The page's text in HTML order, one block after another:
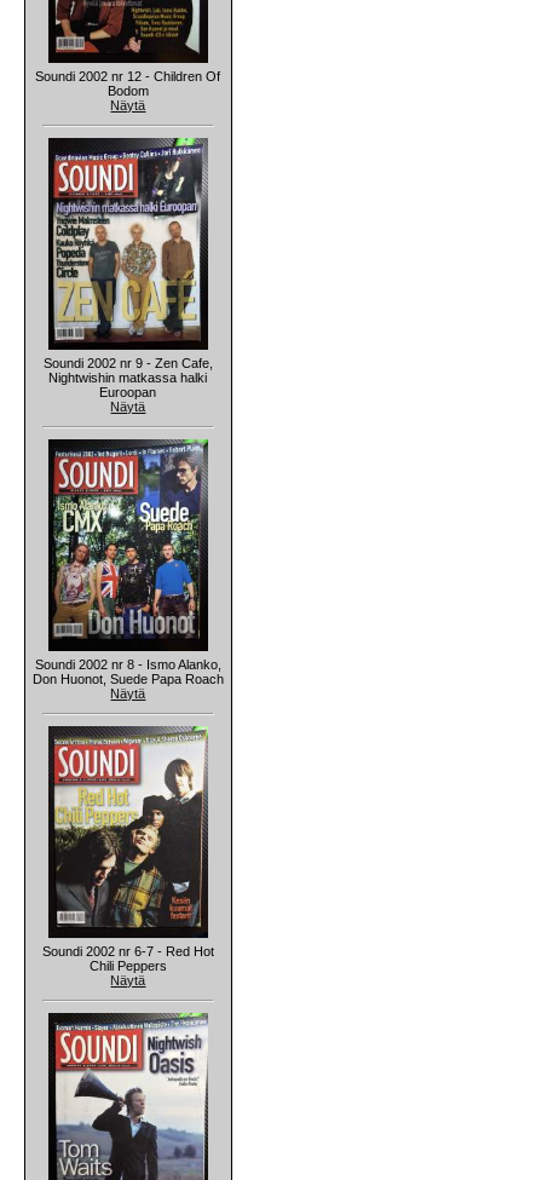
Soundi 2002 nr 12 - Children Of
Bodom
Näytä
Soundi 2002 nr 9 - Zen Cafe,
Nightwishin matkassa halki
Euroopan
Näytä
Soundi 2002 nr 8 - Ismo Alanko,
Don Huonot, Suede Papa Roach
Näytä
Soundi 2002 nr 6-7 - Red Hot
Chili Peppers
Näytä